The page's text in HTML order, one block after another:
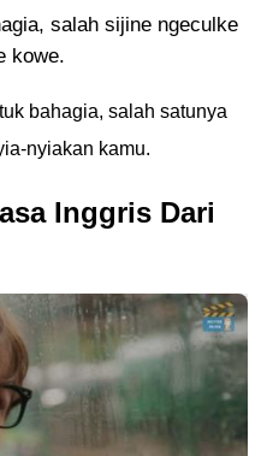
salah sijine ngeculke
kowe.
bahagia, salah satunya
nyiakan kamu.
Inggris Dari